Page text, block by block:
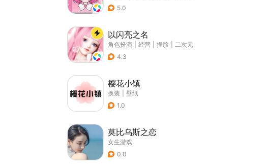
5.0
以闪亮之名
角色扮演 经营 捏脸
二次元
4.3
樱花小镇
换装
壁纸
1.0
莫比乌斯之恋
女生游戏
0.0